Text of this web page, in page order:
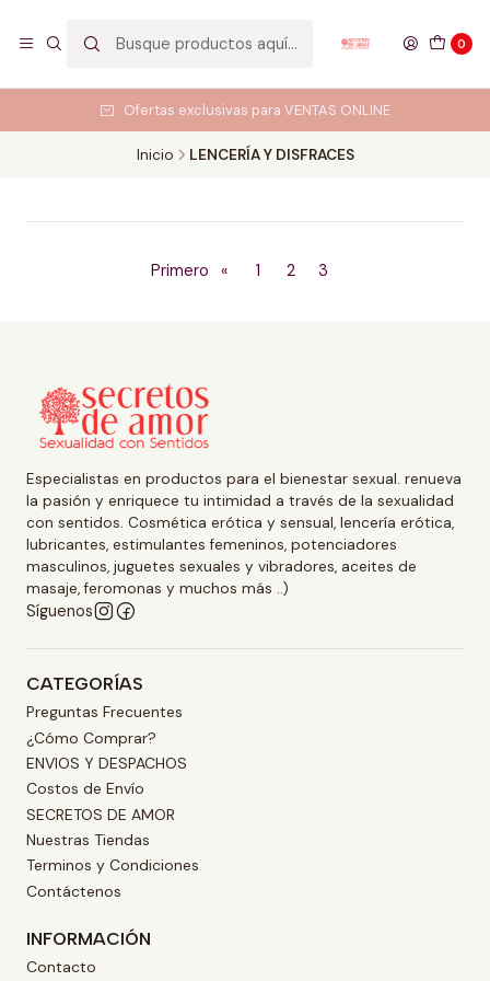
0
Ofertas exclusivas para VENTAS ONLINE
Inicio LENCERÍA Y DISFRACES
Primero « 1 2 3
Especialistas en productos para el bienestar sexual. renueva
la pasión y enriquece tu intimidad a través de la sexualidad
con sentidos. Cosmética erótica y sensual, lencería erótica,
lubricantes, estimulantes femeninos, potenciadores
masculinos, juguetes sexuales y vibradores, aceites de
masaje, feromonas y muchos más ..)
Síguenos
CATEGORÍAS
Preguntas Frecuentes
¿Cómo Comprar?
ENVIOS Y DESPACHOS
Costos de Envío
SECRETOS DE AMOR
Nuestras Tiendas
Terminos y Condiciones
Contáctenos
INFORMACIÓN
Contacto